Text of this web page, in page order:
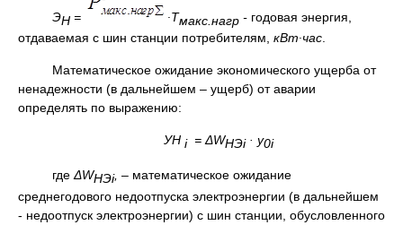
ЭН= ∙Тмакс.нагр-годовая энергия,
отдаваемая с шин станции потребителям, кВт∙час.
Математическое ожидание экономического ущерба от
ненадежности (в дальнейшем – ущерб) от аварии
определять по выражению:
УН i = ΔWНЭi· у0i
где ΔWНЭi, – математическое ожидание
среднегодового недоотпуска электроэнергии (в дальнейшем
- недоотпуск электроэнергии) с шин станции, обусловленного